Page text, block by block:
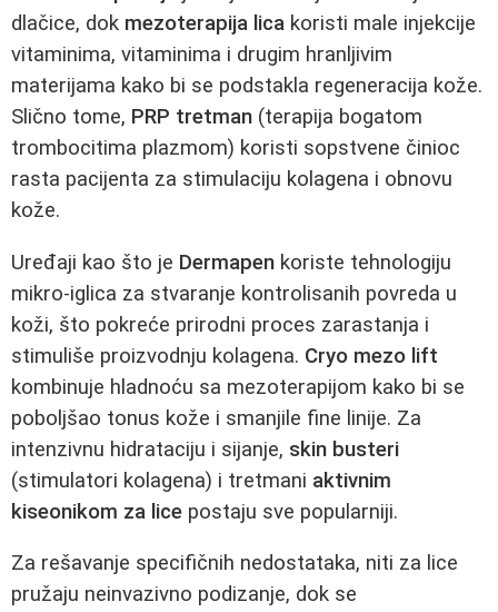
dlačice, dok mezoterapija lica koristi male injekcije
vitaminima, vitaminima i drugim hranljivim
materijama kako bi se podstakla regeneracija kože.
Slično tome, PRP tretman (terapija bogatom
trombocitima plazmom) koristi sopstvene činioc
rasta pacijenta za stimulaciju kolagena i obnovu
kože.
Uređaji kao što je Dermapen koriste tehnologiju
mikro-iglica za stvaranje kontrolisanih povreda u
koži, što pokreće prirodni proces zarastanja i
stimuliše proizvodnju kolagena. Cryo mezo lift
kombinuje hladnoću sa mezoterapijom kako bi se
poboljšao tonus kože i smanjile fine linije. Za
intenzivnu hidrataciju i sijanje, skin busteri
(stimulatori kolagena) i tretmani aktivnim
kiseonikom za lice postaju sve popularniji.
Za rešavanje specifičnih nedostataka, niti za lice
pružaju neinvazivno podizanje, dok se